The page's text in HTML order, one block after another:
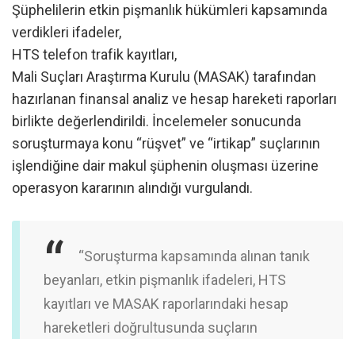
Şüphelilerin etkin pişmanlık hükümleri kapsamında
verdikleri ifadeler,
HTS telefon trafik kayıtları,
Mali Suçları Araştırma Kurulu (MASAK) tarafından
hazırlanan finansal analiz ve hesap hareketi raporları
birlikte değerlendirildi. İncelemeler sonucunda
soruşturmaya konu “rüşvet” ve “irtikap” suçlarının
işlendiğine dair makul şüphenin oluşması üzerine
operasyon kararının alındığı vurgulandı.
“Soruşturma kapsamında alınan tanık
beyanları, etkin pişmanlık ifadeleri, HTS
kayıtları ve MASAK raporlarındaki hesap
hareketleri doğrultusunda suçların